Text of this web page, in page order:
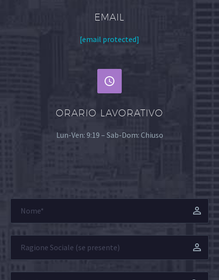
EMAIL
[email protected]


ORARIO LAVORATIVO
Lun-Ven: 9:19 – Sab-Dom: Chiuso